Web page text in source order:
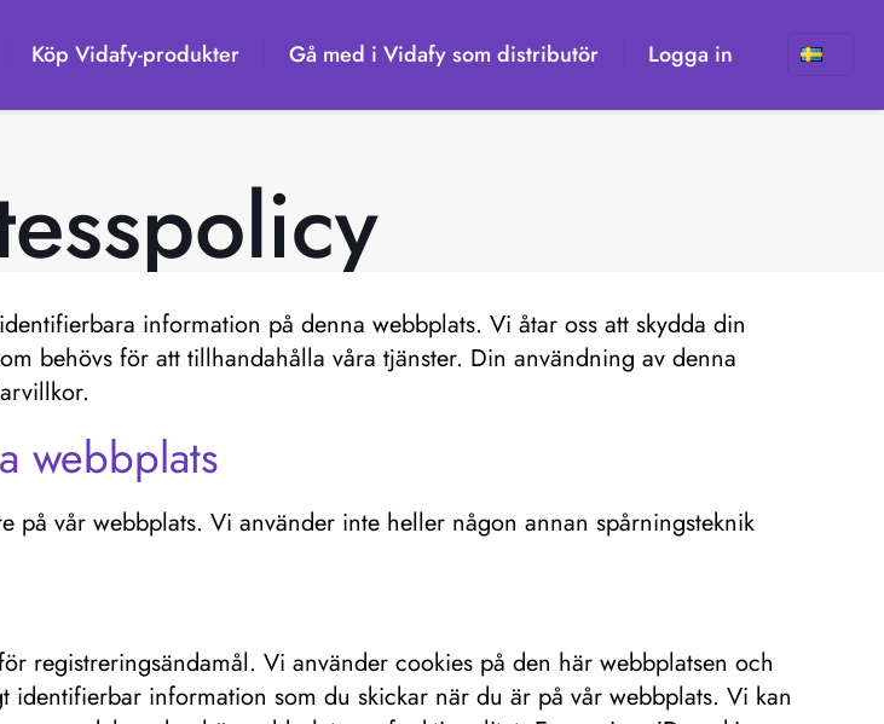
Köp Vidafy-produkter Gå med i Vidafy som distributör Logga in
information på denna webbplats. Vi åtar oss att skydda din
behövs för att tillhandahålla våra tjänster. Din användning av denna
webbplats
vår webbplats. Vi använder inte heller någon annan spårningsteknik
registreringsändamål. Vi använder cookies på den här webbplatsen och
information som du skickar när du är på vår webbplats. Vi kan